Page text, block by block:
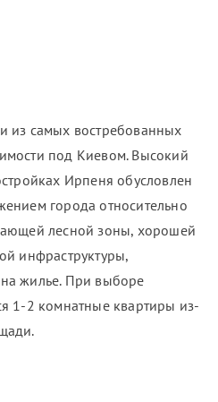
из самых востребованных
под Киевом. Высокий
Ирпеня обусловлен
города относительно
лесной зоны, хорошей
инфраструктуры,
жилье. При выборе
1-2 комнатные квартиры из-